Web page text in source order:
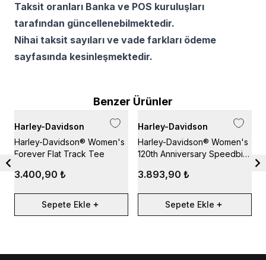
Taksit oranları Banka ve POS kuruluşları
tarafından güncellenebilmektedir.
Nihai taksit sayıları ve vade farkları ödeme
sayfasında kesinleşmektedir.
Benzer Ürünler
Harley-Davidson
Harley-Davidson® Women's
Forever Flat Track Tee
3.400,90 ₺
Sepete Ekle
Harley-Davidson
Harley-Davidson® Women's
120th Anniversary Speedbird
Merlot
3.893,90 ₺
Sepete Ekle